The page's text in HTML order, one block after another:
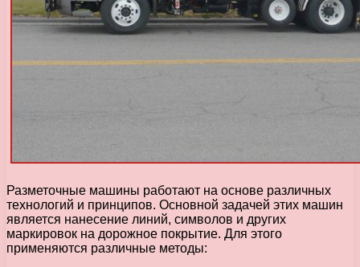
Разметочные машины работают на основе различных
технологий и принципов. Основной задачей этих машин
является нанесение линий, символов и других
маркировок на дорожное покрытие. Для этого
применяются различные методы: